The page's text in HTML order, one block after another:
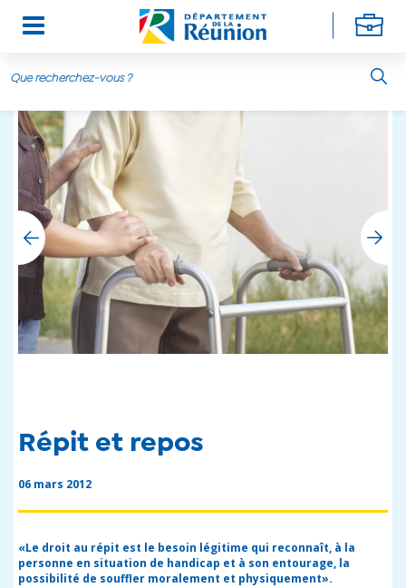
Aller au contenu principal
Répit et repos
06 mars 2012
«Le droit au répit est le besoin légitime qui reconnaît, à la
personne en situation de handicap et à son entourage, la
possibilité de souffler moralement et physiquement».